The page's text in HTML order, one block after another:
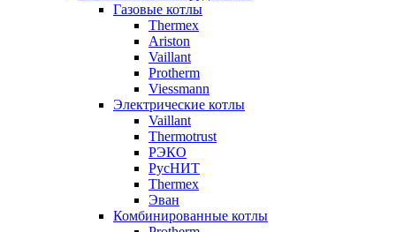
Газовые котлы
Thermex
Ariston
Vaillant
Protherm
Viessmann
Электрические котлы
Vaillant
Thermotrust
РЭКО
РусНИТ
Thermex
Эван
Комбинированные котлы